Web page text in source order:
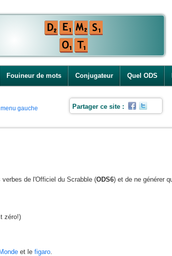
Fouineur de mots Conjugateur Quel ODS
gauche Partager ce site :
de l'Officiel du Scrabble (ODS6) et de ne générer
zéro!)
et le figaro.